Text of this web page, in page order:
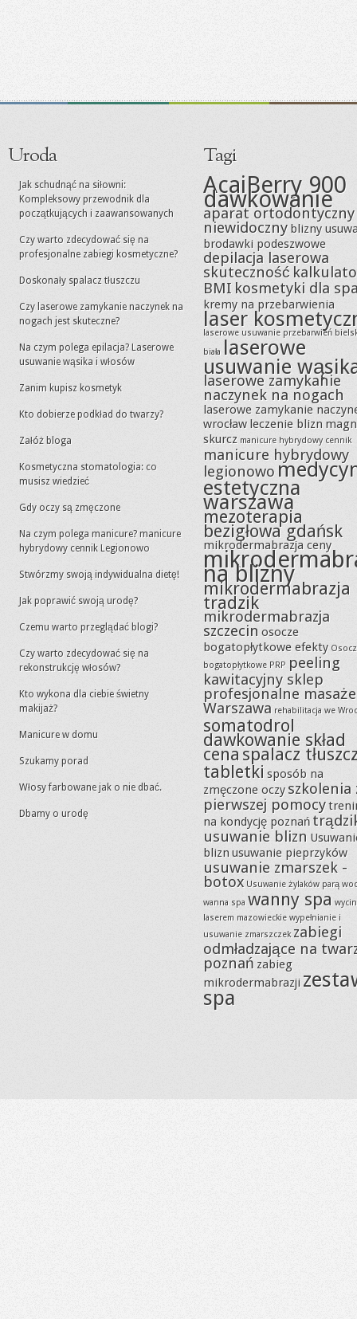
Uroda
Jak schudnąć na siłowni:
Kompleksowy przewodnik dla
początkujących i zaawansowanych
Czy warto zdecydować się na
profesjonalne zabiegi kosmetyczne?
Doskonały spalacz tłuszczu
Czy laserowe zamykanie naczynek na
nogach jest skuteczne?
Na czym polega epilacja? Laserowe
usuwanie wąsika i włosów
Zanim kupisz kosmetyk
Kto dobierze podkład do twarzy?
Załóż bloga
Kosmetyczna stomatologia: co
musisz wiedzieć
Gdy oczy są zmęczone
Na czym polega manicure? manicure
hybrydowy cennik Legionowo
Stwórzmy swoją indywidualna dietę!
Jak poprawić swoją urodę?
Czemu warto przeglądać blogi?
Czy warto zdecydować się na
rekonstrukcję włosów?
Kto wykona dla ciebie świetny
makijaż?
Manicure w domu
Szukamy porad
Włosy farbowane jak o nie dbać.
Dbamy o urodę
Tagi
AcaiBerry 900
dawkowanie
aparat ortodontyczny
niewidoczny blizny
brodawki podeszwowe
depilacja laserowa
skuteczność
BMI kosmetyki dla
kremy na przebarwienia
laser
laserowe usuwanie przebarwień
biała laserowe
usuwanie
laserowe zamykanie
naczynek na nogach
laserowe zamykanie
wrocław leczenie blizn
skurcz manicure hybrydowy cennik
manicure hybrydowy
legionowo
estetyczna
warszawa
mezoterapia
bezigłowa gdańsk
mikrodermabrazja ceny
na blizny
mikrodermabrazja
tradzik
mikrodermabrazja
szczecin osocze
bogatopłytkowe efekty
bogatopłytkowe PRP peeling
kawitacyjny sklep
profesjonalne masaże
Warszawa rehabilitacja we
somatodrol
dawkowanie skład
cenaspalacz
tabletki sposób na
zmęczone oczy szkolenia
pierwszej pomocy
na kondycję poznań
usuwanie blizn
blizn usuwanie pieprzyków
usuwanie zmarszek -
botox Usuwanie żylaków parą
wanna spa wanny spa
laserem mazowieckie wypełnianie i
usuwanie zmarszczek zabiegi
odmładzające na
poznań zabieg
mikrodermabrazji
spa